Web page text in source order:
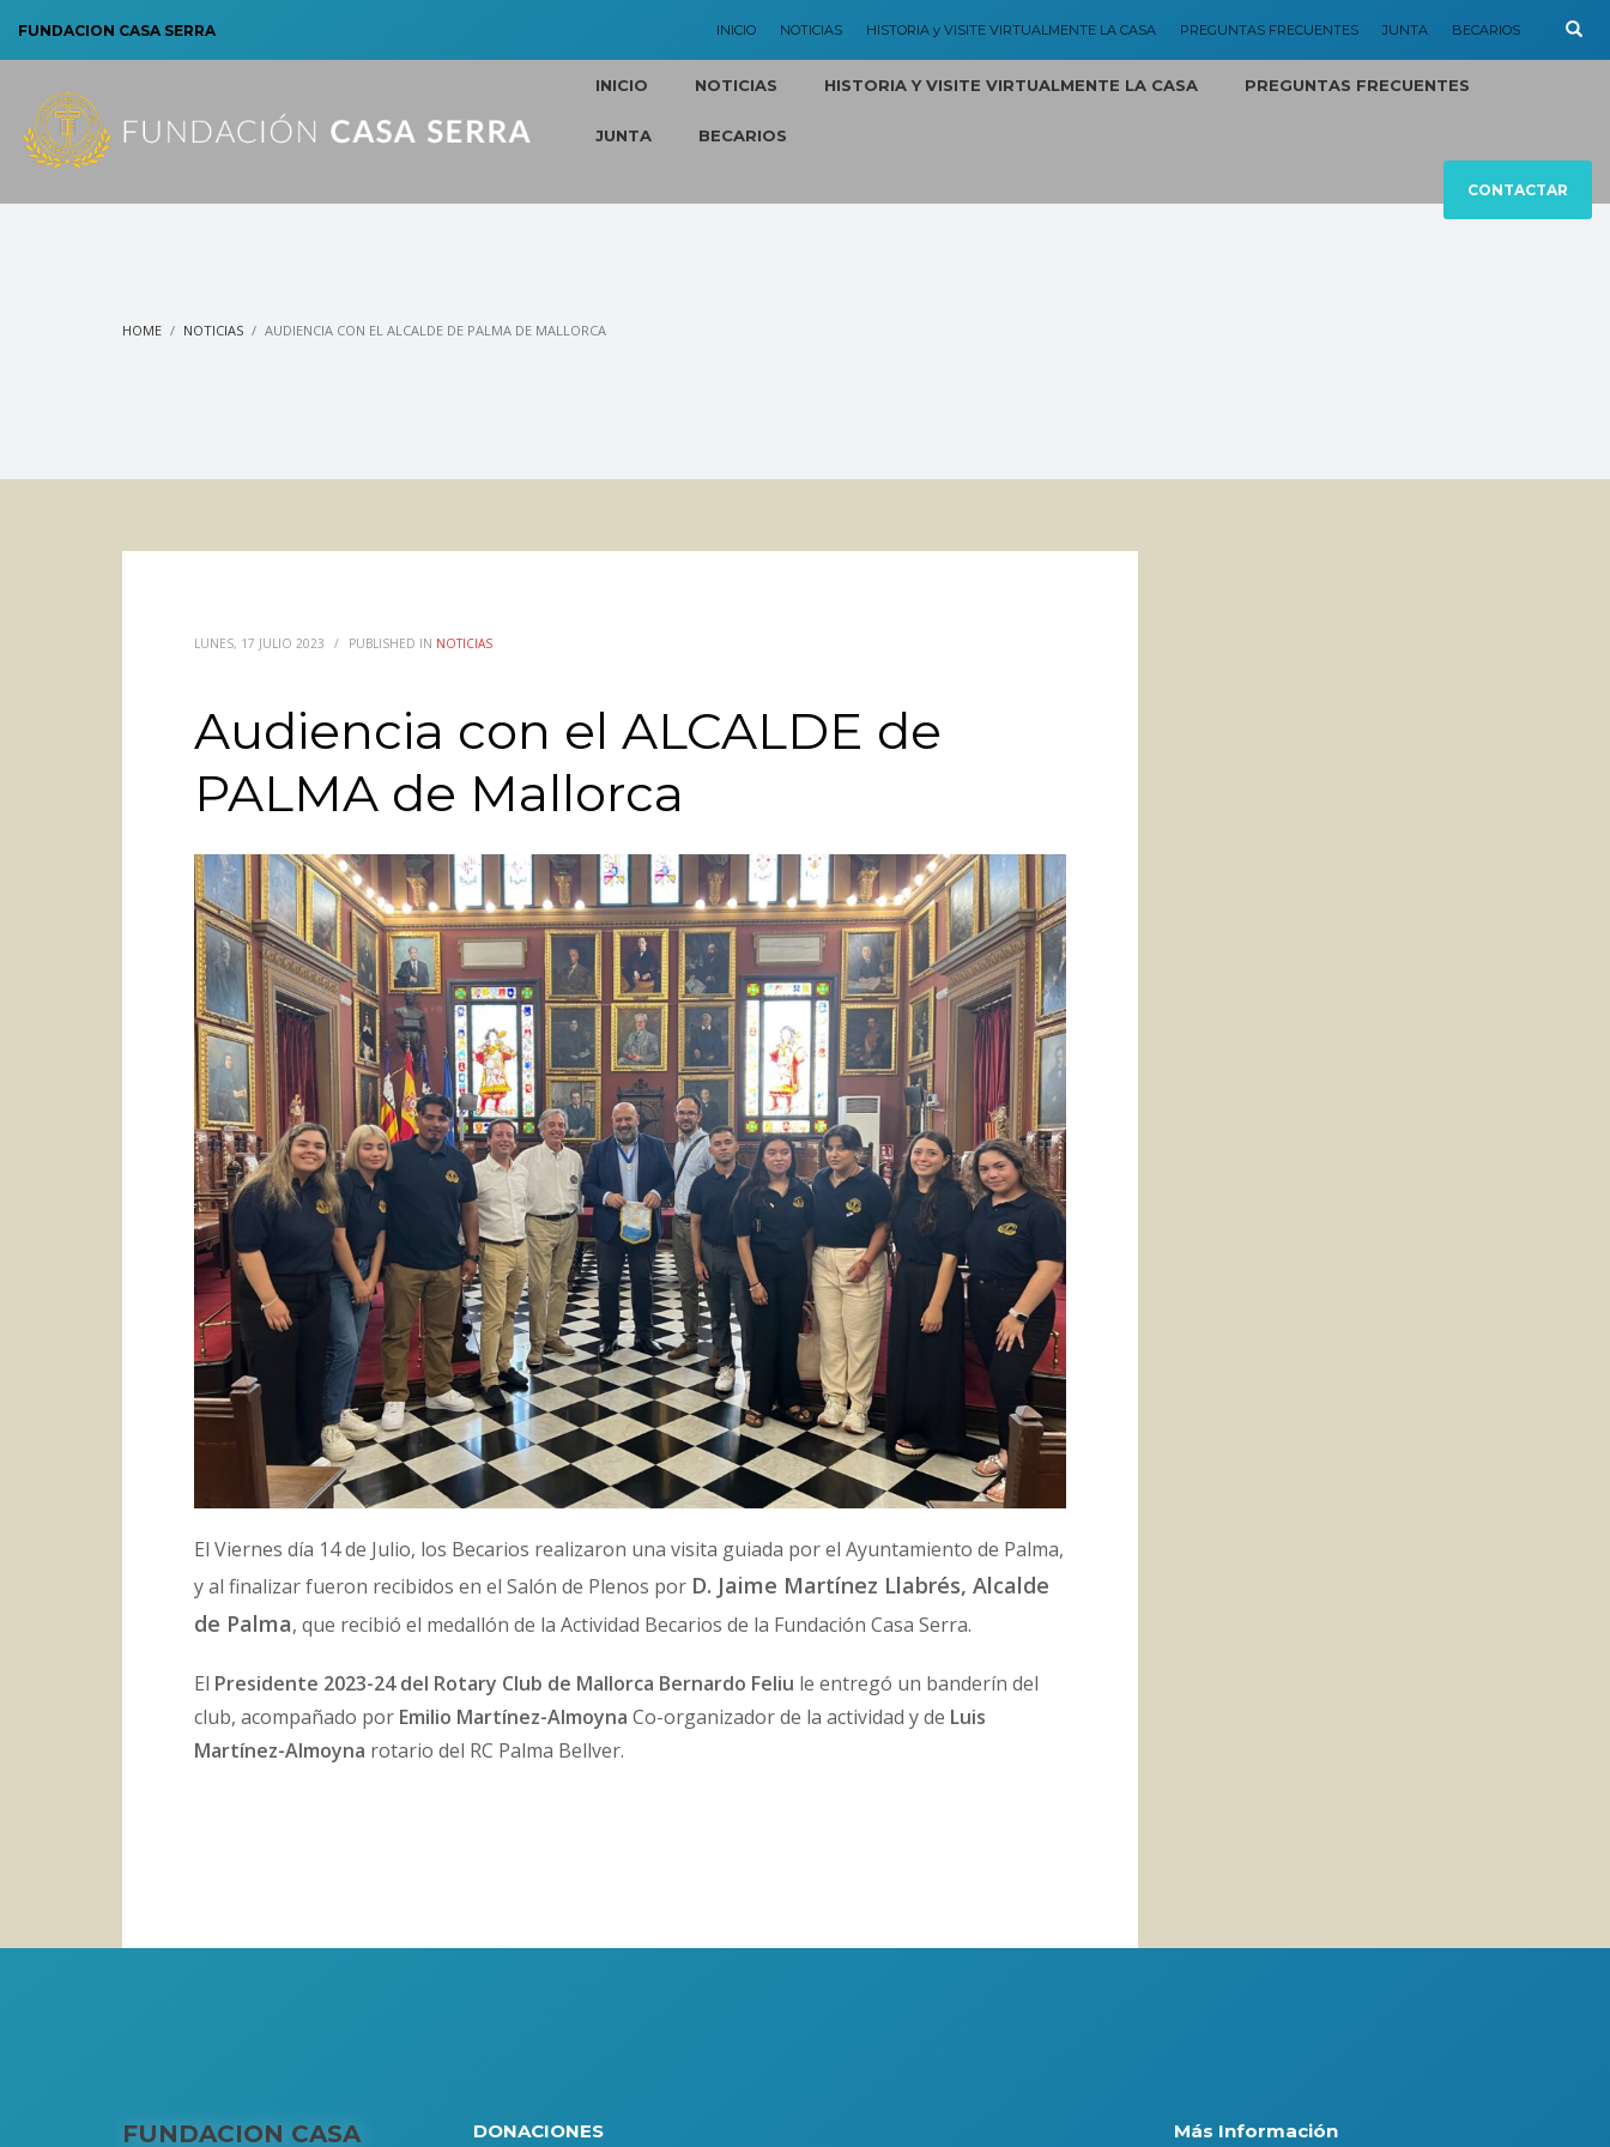
FUNDACION CASA SERRA INICIO NOTICIAS HISTORIA y VISITE VIRTUALMENTE LA CASA PREGUNTAS FRECUENTES JUNTA BECARIOS
INICIO NOTICIAS HISTORIA Y VISITE VIRTUALMENTE LA CASA PREGUNTAS FRECUENTES
JUNTA BECARIOS
CONTACTAR
HOME NOTICIAS AUDIENCIA CON EL ALCALDE DE PALMA DE MALLORCA
LUNES, 17 JULIO 2023 / PUBLISHED IN NOTICIAS
Audiencia con el ALCALDE de
PALMA de Mallorca
El Viernes día 14 de Julio, los Becarios realizaron una visita guiada por el Ayuntamiento de Palma,
y al finalizar fueron recibidos en el Salón de Plenos por D. Jaime Martínez Llabrés, Alcalde
de Palma, que recibió el medallón de la Actividad Becarios de la Fundación Casa Serra.
El Presidente 2023-24 del Rotary Club de Mallorca Bernardo Feliu le entregó un banderín del
club, acompañado por Emilio Martínez-Almoyna Co-organizador de la actividad y de Luis
Martínez-Almoyna rotario del RC Palma Bellver.
FUNDACION CASA DONACIONES Más Información